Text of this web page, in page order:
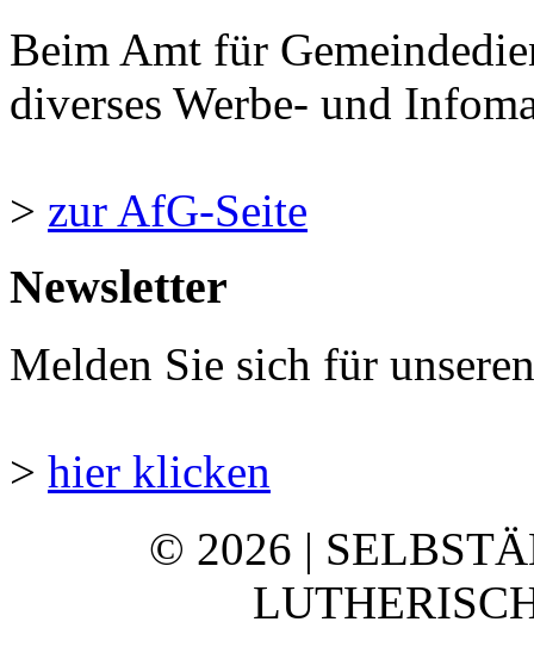
Beim Amt für
diverses Werbe- und
> zur AfG-Seite
Newsletter
Melden Sie sich für
> hier klicken
© 2026 |